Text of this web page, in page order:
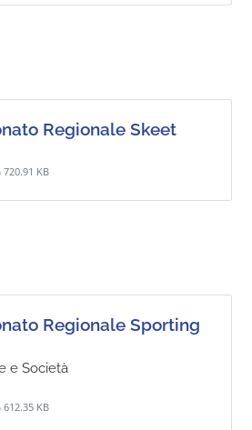
Regionale Skeet
720.91 KB
Regionale Sporting
e Società
612.35 KB